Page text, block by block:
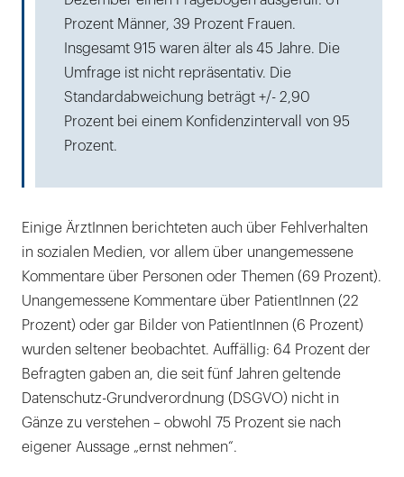
Prozent Männer, 39 Prozent Frauen.
Insgesamt 915 waren älter als 45 Jahre. Die
Umfrage ist nicht repräsentativ. Die
Standardabweichung beträgt +/- 2,90
Prozent bei einem Konfidenzintervall von 95
Prozent.
Einige ÄrztInnen berichteten auch über Fehlverhalten
in sozialen Medien, vor allem über unangemessene
Kommentare über Personen oder Themen (69 Prozent).
Unangemessene Kommentare über PatientInnen (22
Prozent) oder gar Bilder von PatientInnen (6 Prozent)
wurden seltener beobachtet. Auffällig: 64 Prozent der
Befragten gaben an, die seit fünf Jahren geltende
Datenschutz-Grundverordnung (DSGVO) nicht in
Gänze zu verstehen – obwohl 75 Prozent sie nach
eigener Aussage „ernst nehmen“.